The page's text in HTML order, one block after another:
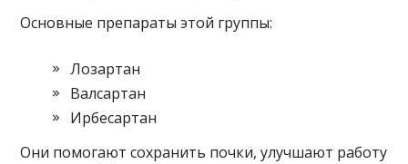
Основные препараты этой группы:
Лозартан
Валсартан
Ирбесартан
Они помогают сохранить почки, улучшают работу